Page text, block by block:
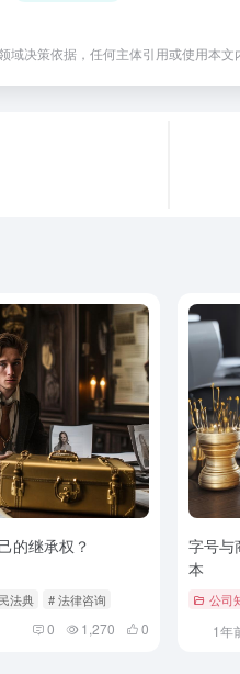
决策依据，任何主体引用或使用本
的继承权？
法典 # 法律咨询
0 1,270 0
字号与
本
公司
1年